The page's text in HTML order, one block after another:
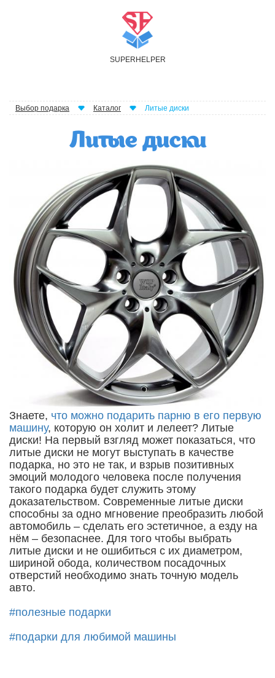
SUPER H ELPER
Выбор подарка Каталог Литые диски
Литые диски
Знаете, что можно подарить парню в его первую
машину, которую он холит и лелеет? Литые
диски! На первый взгляд может показаться, что
литые диски не могут выступать в качестве
подарка, но это не так, и взрыв позитивных
эмоций молодого человека после получения
такого подарка будет служить этому
доказательством. Современные литые диски
способны за одно мгновение преобразить любой
автомобиль – сделать его эстетичное, а езду на
нём – безопаснее. Для того чтобы выбрать
литые диски и не ошибиться с их диаметром,
шириной обода, количеством посадочных
отверстий необходимо знать точную модель
авто.
#полезные подарки
#подарки для любимой машины